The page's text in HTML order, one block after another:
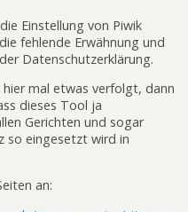
Einstellung von Piwik
fehlende Erwähnung und
Datenschutzerklärung.
mal etwas verfolgt, dann
dieses Tool ja
Gerichten und sogar
so eingesetzt wird in
an: